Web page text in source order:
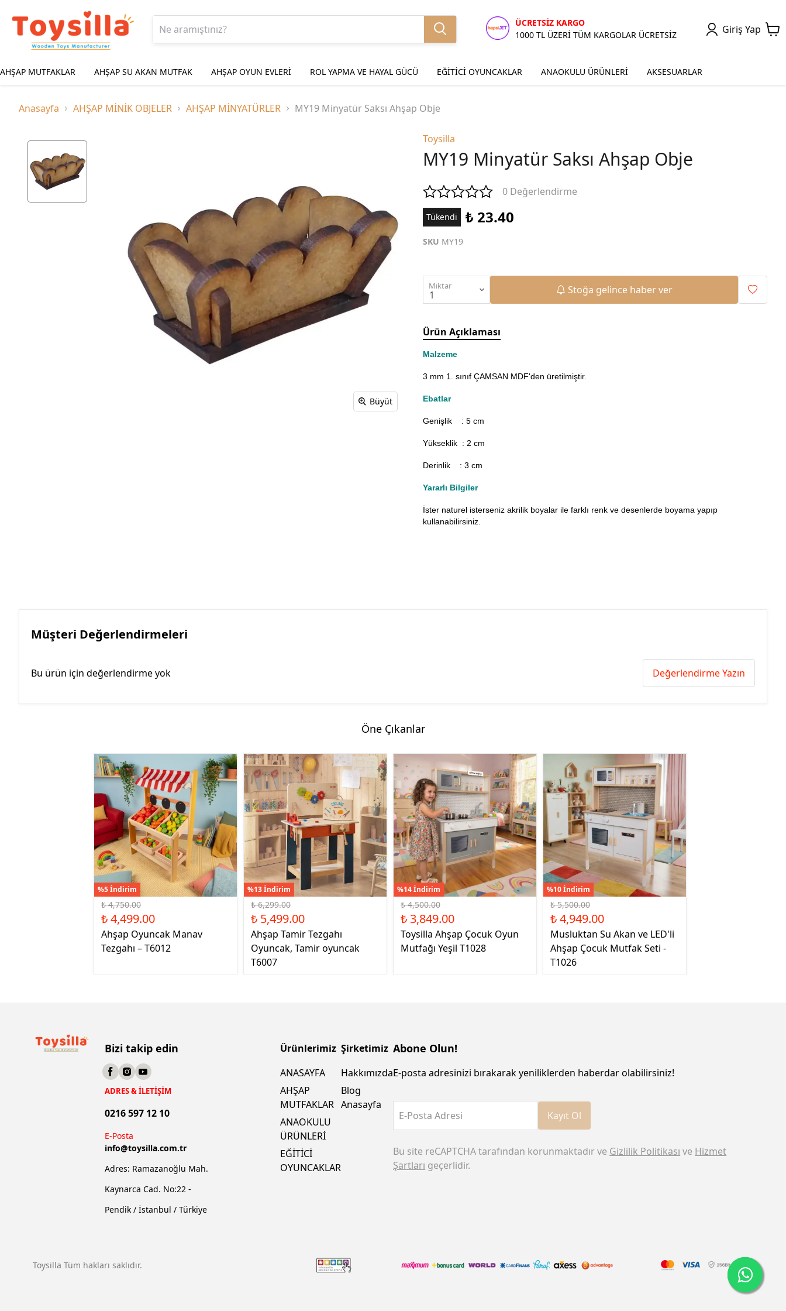
ÜCRETSİZ KARGO
1000 TL ÜZERİ TÜM KARGOLAR ÜCRETSİZ
Giriş Yap
AHŞAP MUTFAKLAR AHŞAP SU AKAN MUTFAK AHŞAP OYUN EVLERİ ROL YAPMA VE HAYAL GÜCÜ EĞİTİCİ OYUNCAKLAR ANAOKULU ÜRÜNLERİ AKSESUARLAR
Anasayfa AHŞAP MİNİK OBJELER AHŞAP MİNYATÜRLER MY19 Minyatür Saksı Ahşap Obje
Büyüt
Toysilla
MY19 Minyatür Saksı Ahşap Obje
0 Değerlendirme
Tükendi ₺ 23.40
SKU MY19
Miktar Stoğa gelince haber ver
Ürün Açıklaması
Malzeme
3 mm 1. sınıf ÇAMSAN MDF'den üretilmiştir.
Ebatlar
Genişlik : 5cm
Yükseklik : 2 cm
Derinlik : 3 cm
Yararlı Bilgiler
İster naturel isterseniz akrilik boyalar ile farklı renk ve desenlerde boyama yapıp
kullanabilirsiniz.
Müşteri Değerlendirmeleri
Bu ürün için değerlendirme yok Değerlendirme Yazın
Öne Çıkanlar
%5 İndirim
₺ 4,750.00
₺ 4,499.00
Ahşap Oyuncak Manav
Tezgahı – T6012
%13 İndirim
₺ 6,299.00
₺ 5,499.00
Ahşap Tamir Tezgahı
Oyuncak, Tamir oyuncak
T6007
%14 İndirim
₺ 4,500.00
₺ 3,849.00
Toysilla Ahşap Çocuk Oyun
Mutfağı Yeşil T1028
%10 İndirim
₺ 5,500.00
₺ 4,949.00
Musluktan Su Akan ve LED'li
Ahşap Çocuk Mutfak Seti -
T1026
Bizi takip edin
ADRES & İLETİŞİM
0216 597 12 10
E-Posta
info@toysilla.com.tr
Adres: Ramazanoğlu Mah.
Kaynarca Cad. No:22 -
Pendik / İstanbul / Türkiye
Ürünlerimiz
ANASAYFA
AHŞAP
MUTFAKLAR
ANAOKULU
ÜRÜNLERİ
EĞİTİCİ
OYUNCAKLAR
Şirketimiz
Hakkımızda
Blog
Anasayfa
Abone Olun!
E-posta adresinizi bırakarak yeniliklerden haberdar olabilirsiniz!
E-Posta Adresi Kayıt Ol
Bu site reCAPTCHA tarafından korunmaktadır ve Gizlilik Politikası ve Hizmet
Şartları geçerlidir.
Toysilla Tüm hakları saklıdır.